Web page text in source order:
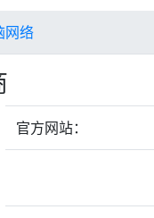
网络
官方网站：